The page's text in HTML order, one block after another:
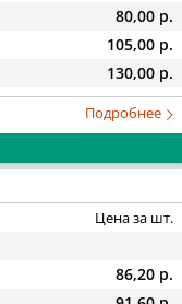
80,00 р.
105,00 р.
130,00 р.
Подробнее
Цена за шт.
86,20 р.